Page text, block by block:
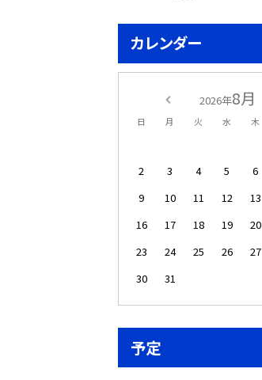
カレンダー
2026年8月
日 月 火 水 木
2
3 4 5 6
9
10 11 12 13
16
17 18 19 20
23
24 25 26 27
30
31
予定